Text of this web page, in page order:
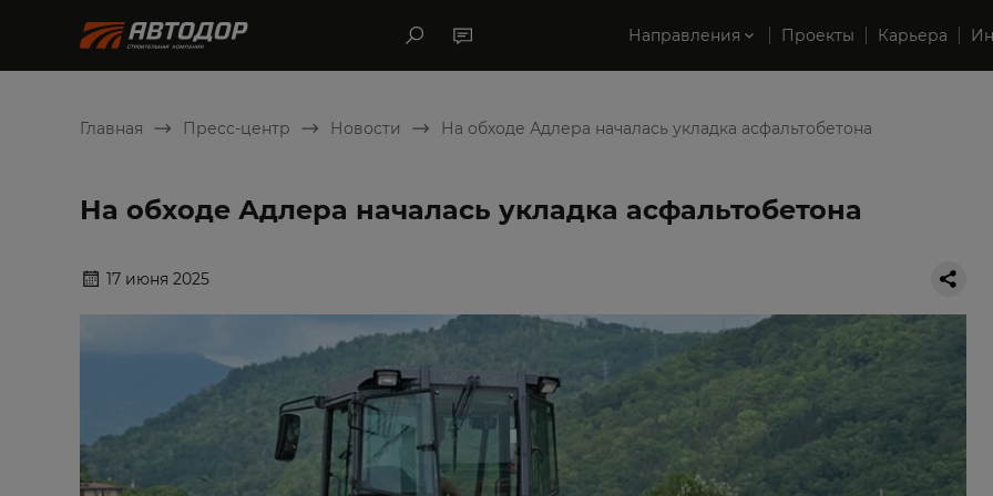
Направления Проекты Карьера
Главная Пресс-центр Новости На обходе Адлера началась укладка асфальтобетона
На обходе Адлера началась укладка асфальтобетона
17 июня 2025